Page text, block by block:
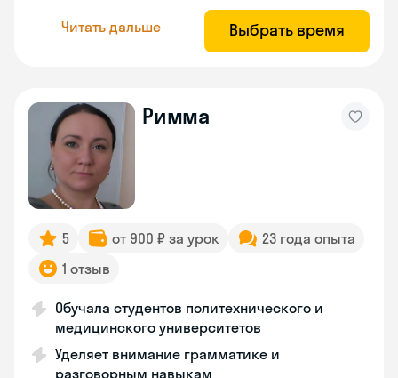
Читать дальше Выбрать время
Римма
5 от 900 ₽ за урок
23 года опыта
1 отзыв
Обучала студентов политехнического и
медицинского университетов
Уделяет внимание грамматике и
разговорным навыкам